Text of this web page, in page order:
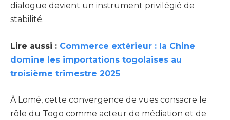
dialogue devient un instrument privilégié de
stabilité.
Lire aussi : Commerce extérieur : la Chine
domine les importations togolaises au
troisième trimestre 2025
À Lomé, cette convergence de vues consacre le
rôle du Togo comme acteur de médiation et de